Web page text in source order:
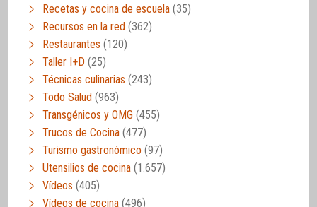
Recetas y cocina de escuela (35)
Recursos en la red (362)
Restaurantes (120)
Taller I+D (25)
Técnicas culinarias (243)
Todo Salud (963)
Transgénicos y OMG (455)
Trucos de Cocina (477)
Turismo gastronómico (97)
Utensilios de cocina (1.657)
Vídeos (405)
Vídeos de cocina (496)